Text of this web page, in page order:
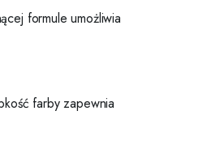
formule umożliwia
farby zapewnia